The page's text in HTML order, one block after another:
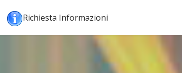
Richiesta Informazioni